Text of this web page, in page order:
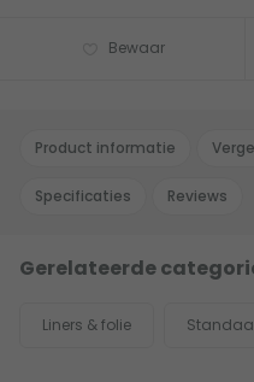
Bewaar
Product informatie
Specificaties Reviews
Gerelateerde
Liners & folie